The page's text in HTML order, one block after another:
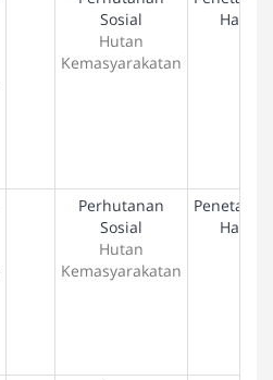
Sosial
Hutan
Kemasyarakatan
Hak
Perhutanan
Sosial
Hutan
Kemasyarakatan
Penetapan
Hak